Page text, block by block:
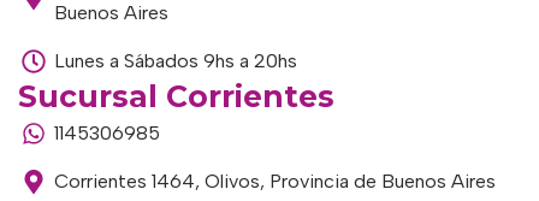
Buenos Aires
Lunes a Sábados 9hs a 20hs
Sucursal Corrientes
1145306985
Corrientes 1464, Olivos, Provincia de Buenos Aires